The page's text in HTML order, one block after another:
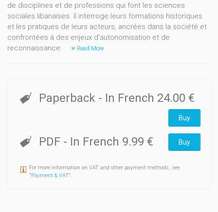
de disciplines et de professions qui font les sciences
sociales libanaises. Il interroge leurs formations historiques
et les pratiques de leurs acteurs, ancrées dans la société et
confrontées à des enjeux d'autonomisation et de
reconnaissance.
Read More
Paperback - In French 24.00 €
Buy
PDF - In French 9.99 € Buy
For more information on VAT and other payment methods, see
"Payment & VAT".